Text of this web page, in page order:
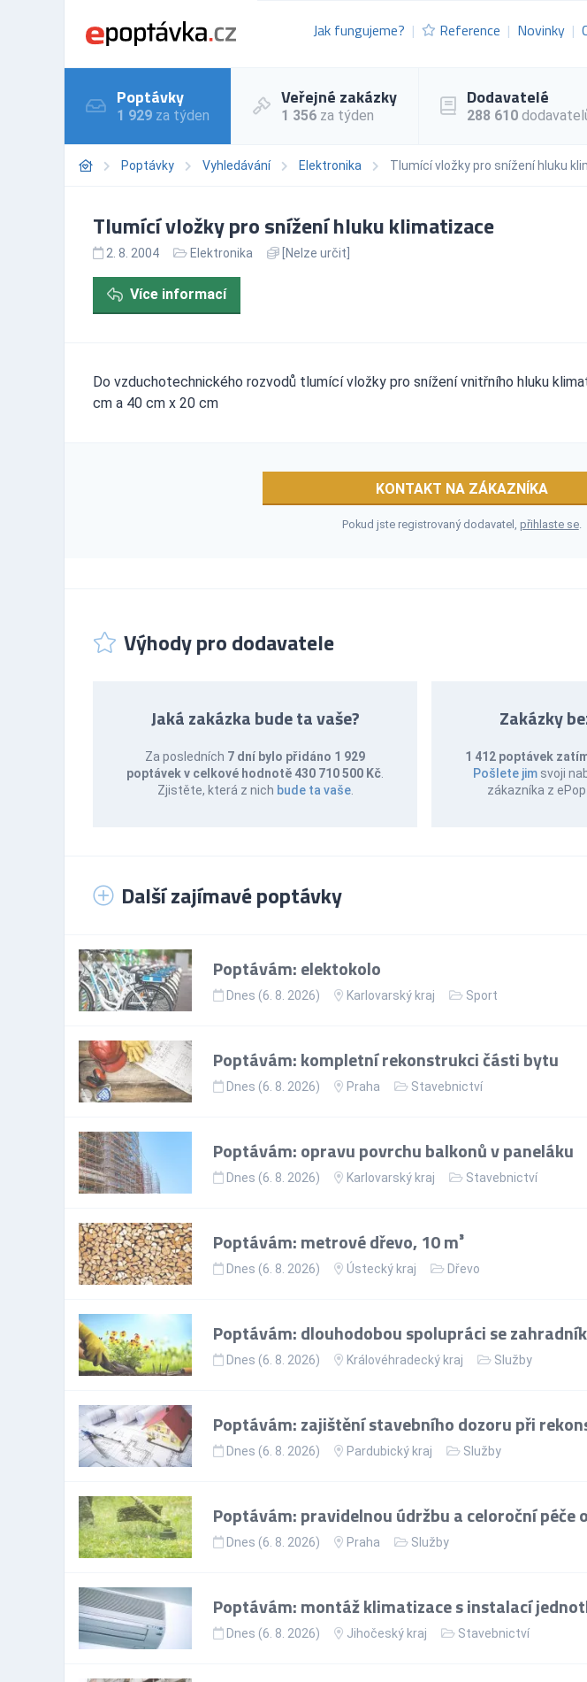
Jak fungujeme? Reference Novinky
Poptávky
1 929 za týden
Veřejné zakázky
1 356 za týden
Dodavatelé
288 610
Poptávky Vyhledávání Elektronika Tlumící vložky pro snížení hluku
Tlumící vložky pro snížení hluku klimatizace
2. 8. 2004 Elektronika [Nelze určit]
Více informací
Do vzduchotechnického rozvodů tlumící vložky pro snížení vnitřního hluku
cm a 40 cm x 20 cm
KONTAKT NA ZÁKAZNÍKA
Pokud jste registrovaný dodavatel, přihlaste se.
Výhody pro dodavatele
Jaká zakázka bude ta vaše?
Za posledních 7 dní bylo přidáno 1 929
poptávek v celkové hodnotě 430 710 500 Kč
Zjistěte, která z nich bude ta vaše.
Zakázky
1 412 poptávek
Pošlete jim svoji
zákazníka z
Další zajímavé poptávky
Poptávám: elektokolo
Dnes (6. 8. 2026) Karlovarský kraj Sport
Poptávám: kompletní rekonstrukci části bytu
Dnes (6. 8. 2026) Praha Stavebnictví
Poptávám: opravu povrchu balkonů v paneláku
Dnes (6. 8. 2026) Karlovarský kraj Stavebnictví
Poptávám: metrové dřevo, 10 m³
Dnes (6. 8. 2026) Ústecký kraj Dřevo
Poptávám: dlouhodobou spolupráci se
Dnes (6. 8. 2026) Královéhradecký kraj Služby
Poptávám: zajištění stavebního dozoru při
Dnes (6. 8. 2026) Pardubický kraj Služby
Poptávám: pravidelnou údržbu a celoroční péče
Dnes (6. 8. 2026) Praha Služby
Poptávám: montáž klimatizace s instalací
Dnes (6. 8. 2026) Jihočeský kraj Stavebnictví